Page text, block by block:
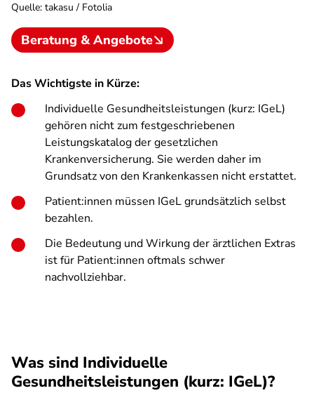
Quelle: takasu / Fotolia
Beratung & Angebote
Das Wichtigste in Kürze:
Individuelle Gesundheitsleistungen (kurz: IGeL)
gehören nicht zum festgeschriebenen
Leistungskatalog der gesetzlichen
Krankenversicherung. Sie werden daher im
Grundsatz von den Krankenkassen nicht erstattet.
Patient:innen müssen IGeL grundsätzlich selbst
bezahlen.
Die Bedeutung und Wirkung der ärztlichen Extras
ist für Patient:innen oftmals schwer
nachvollziehbar.
Was sind Individuelle
Gesundheitsleistungen (kurz: IGeL)?